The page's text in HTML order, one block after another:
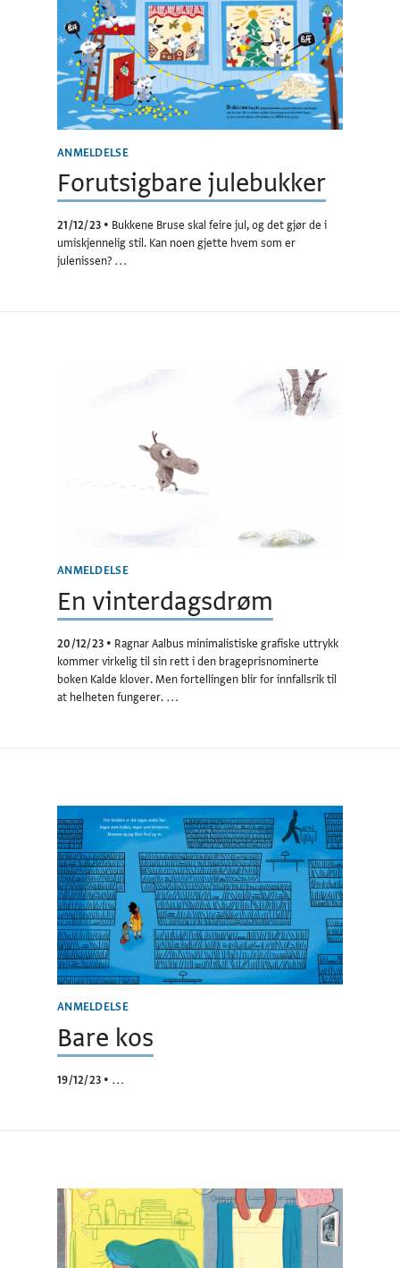
ANMELDELSE
Forutsigbare julebukker
21/12/23 • Bukkene Bruse skal feire jul, og det gjør de i
umiskjennelig stil. Kan noen gjette hvem som er
julenissen? …
ANMELDELSE
En vinterdagsdrøm
20/12/23 • Ragnar Aalbus minimalistiske grafiske uttrykk
kommer virkelig til sin rett i den brageprisnominerte
boken Kalde klover. Men fortellingen blir for innfallsrik til
at helheten fungerer. …
ANMELDELSE
Bare kos
19/12/23 • …